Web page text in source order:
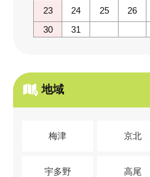
23
24 25 26
30
31
地域
梅津 京北
宇多野 高尾